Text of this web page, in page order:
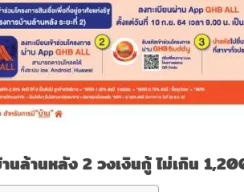
นล้านหลัง 2 วงเงินกู้ ไม่เกิน